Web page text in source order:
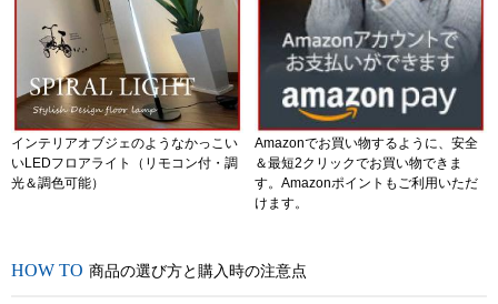
インテリアオブジェのようなかっこい
いLEDフロアライト（リモコン付・調
光＆調色可能）
Amazonでお買い物するように、安全
＆最短2クリックでお買い物できま
す。Amazonポイントもご利用いただ
けます。
商品の選び方と購入時の注意点